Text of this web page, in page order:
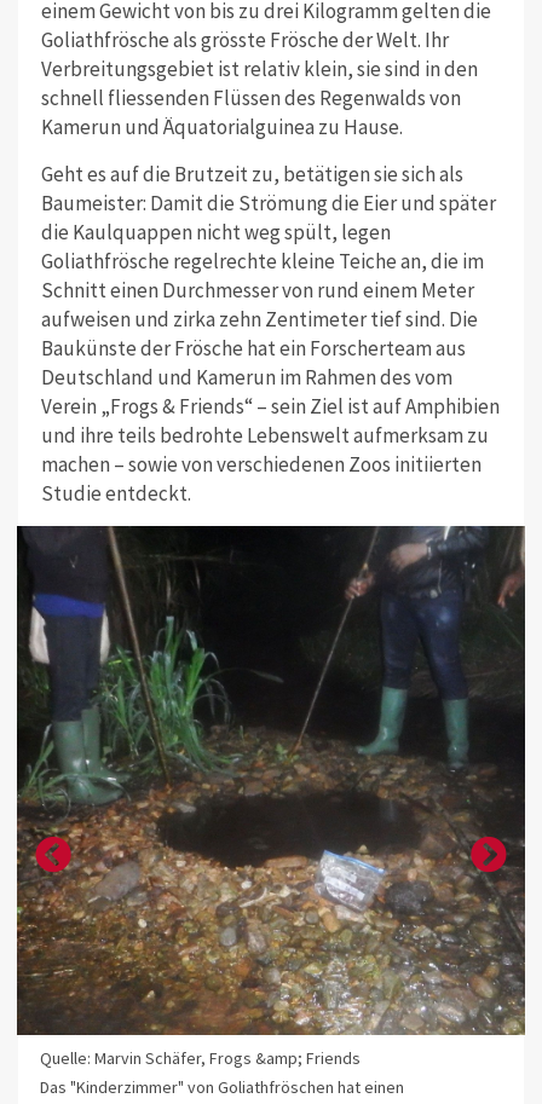
einem Gewicht von bis zu drei Kilogramm gelten die
Goliathfrösche als grösste Frösche der Welt. Ihr
Verbreitungsgebiet ist relativ klein, sie sind in den
schnell fliessenden Flüssen des Regenwalds von
Kamerun und Äquatorialguinea zu Hause.
Geht es auf die Brutzeit zu, betätigen sie sich als
Baumeister: Damit die Strömung die Eier und später
die Kaulquappen nicht weg spült, legen
Goliathfrösche regelrechte kleine Teiche an, die im
Schnitt einen Durchmesser von rund einem Meter
aufweisen und zirka zehn Zentimeter tief sind. Die
Baukünste der Frösche hat ein Forscherteam aus
Deutschland und Kamerun im Rahmen des vom
Verein „Frogs & Friends“ – sein Ziel ist auf Amphibien
und ihre teils bedrohte Lebenswelt aufmerksam zu
machen – sowie von verschiedenen Zoos initiierten
Studie entdeckt.
Quelle: Marvin Schäfer, Frogs &amp; Friends
Das "Kinderzimmer" von Goliathfröschen hat einen